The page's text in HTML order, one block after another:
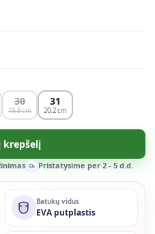
30
19,8
31
20,2
krepšelį
Pristatysime per 2 - 5 d.d.
Batukų vidus
EVA putplastis